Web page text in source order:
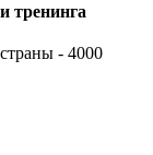
тренинга
- 4000